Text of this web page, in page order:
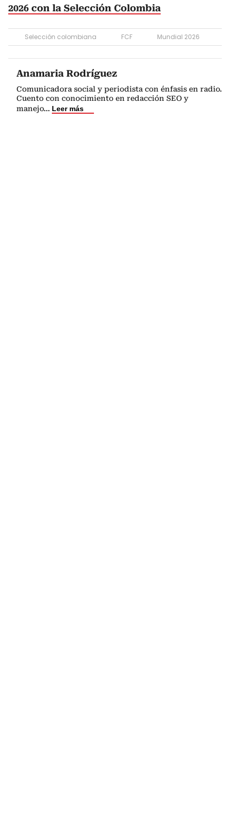
2026 con la Selección Colombia
Selección colombiana FCF Mundial 2026
Anamaria Rodríguez
Comunicadora social y periodista con énfasis en radio.
Cuento con conocimiento en redacción SEO y
manejo... Leer más